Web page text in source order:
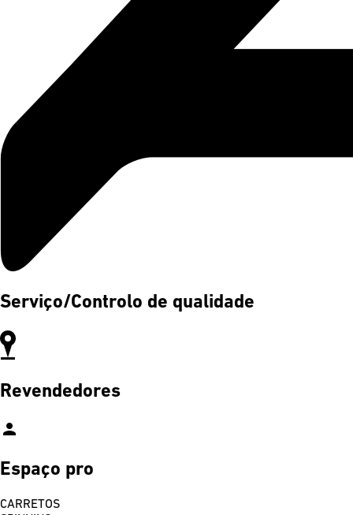
Serviço/Controlo de qualidade
Revendedores
person
Espaço pro
CARRETOS